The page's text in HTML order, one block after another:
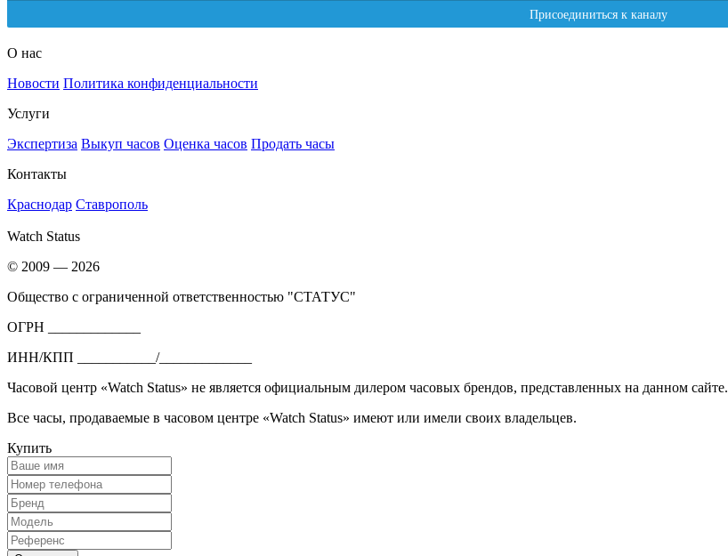
О нас
Новости Политика конфиденциальности
Услуги
Экспертиза Выкуп часов Оценка часов Продать часы
Контакты
Краснодар Ставрополь
Watch Status
© 2009 — 2026
Общество с ограниченной ответственностью "СТАТУС"
ОГРН _____________
ИНН/КПП ___________/_____________
Часовой центр «Watch Status» не является официальным дилером часовых брендов, представленных на данном сайте.
Все часы, продаваемые в часовом центре «Watch Status» имеют или имели своих владельцев.
Купить